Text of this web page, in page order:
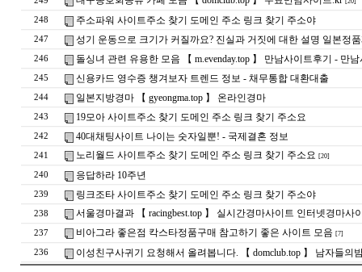
248 주소파워 사이트주소 찾기 도메인 주소 링크 찾기 주소야
247 성기 운동으로 크기가 커질까요? 진실과 거짓에 대한 설명 일본정
246 돌싱녀 관련 유용한 모음 【 m.evenday.top 】 만남사이트후기 - 만
245 신용카드 영수증 챙겨보자 트렌드 정보 - 채무통합 대환대출
244 일본지방경마 【 gyeongma.top 】 온라인경마
243 19모아 사이트주소 찾기 도메인 주소 링크 찾기 주소요
242 40대채팅사이트 나이는 숫자일뿐! - 국­제­결­혼­ ­정­보
241 노리월드 사이트주소 찾기 도메인 주소 링크 찾기 주소요 [20]
240 응답하라 10주년
239 링크조타 사이트주소 찾기 도메인 주소 링크 찾기 주소야
238 서울경마결과 【 racingbest.top 】 실시간경마사이트 인터넷경마사
237 비아그라 좋은점 칵스타정품구매 참고하기 좋은 사이트 모음 [7]
236 이성친구사귀기 요청해서 올려봅니다. 【 domclub.top 】 남자들의